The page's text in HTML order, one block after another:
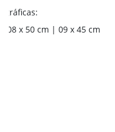
x 50 cm | 09 x 45 cm